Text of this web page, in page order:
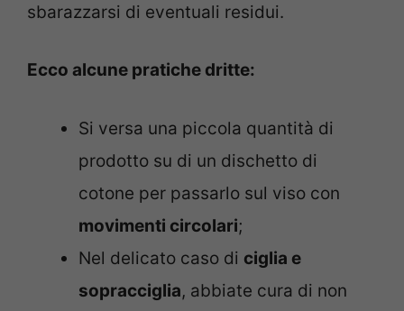
sbarazzarsi di eventuali residui.
Ecco alcune pratiche dritte:
Si versa una piccola quantità di
prodotto su di un dischetto di
cotone per passarlo sul viso con
movimenti circolari;
Nel delicato caso di ciglia e
sopracciglia, abbiate cura di non